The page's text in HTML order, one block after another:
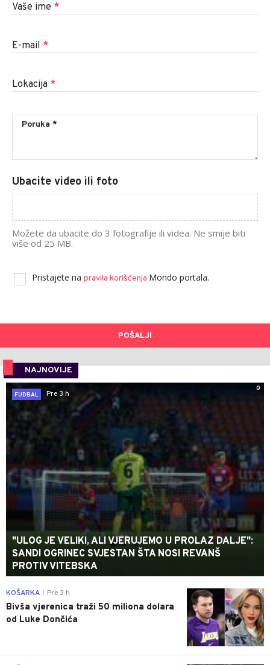
Vaše ime *
E-mail *
Lokacija *
Ubacite video ili foto
Možete da ubacite do 3 fotografije ili videa. Ne smije biti
više od 25 MB.
Pristajete na pravila korišćenja Mondo portala.
POŠALJI
NAJNOVIJE
0
FUDBAL
Pre 3 h
"ULOG JE VELIKI, ALI VJERUJEMO U PROLAZ DALJE":
SANDI OGRINEC SVJESTAN ŠTA NOSI REVANŠ
PROTIV VITEBSKA
0
KOŠARKA Pre 3 h
Bivša vjerenica traži 50 miliona dolara
od Luke Dončića